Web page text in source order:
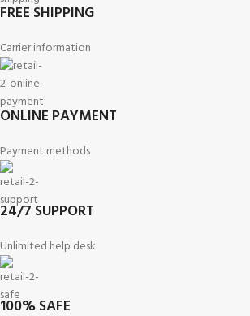
FREE SHIPPING
Carrier information
ONLINE PAYMENT
Payment methods
24/7 SUPPORT
Unlimited help desk
100% SAFE